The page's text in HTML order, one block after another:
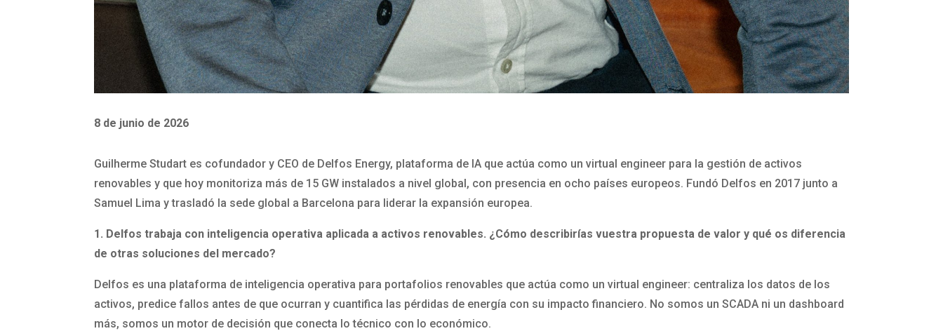
8 de junio de 2026
Guilherme Studart es cofundador y CEO de Delfos Energy, plataforma de IA que actúa como un virtual engineer para la gestión de activos
renovables y que hoy monitoriza más de 15 GW instalados a nivel global, con presencia en ocho países europeos. Fundó Delfos en 2017 junto a
Samuel Lima y trasladó la sede global a Barcelona para liderar la expansión europea.
1. Delfos trabaja con inteligencia operativa aplicada a activos renovables. ¿Cómo describirías vuestra propuesta de valor y qué os diferencia
de otras soluciones del mercado?
Delfos es una plataforma de inteligencia operativa para portafolios renovables que actúa como un virtual engineer: centraliza los datos de los
activos, predice fallos antes de que ocurran y cuantifica las pérdidas de energía con su impacto financiero. No somos un SCADA ni un dashboard
más, somos un motor de decisión que conecta lo técnico con lo económico.